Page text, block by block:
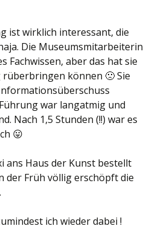
ist wirklich interessant, die
Die Museumsmitarbeiterin
Fachwissen, aber das hat sie
können 🙁 Sie
war langatmig und
Nach 1,5 Stunden (!!) war es
😛
ans Haus der Kunst bestellt
der Früh völlig erschöpft die
ich wieder dabei !